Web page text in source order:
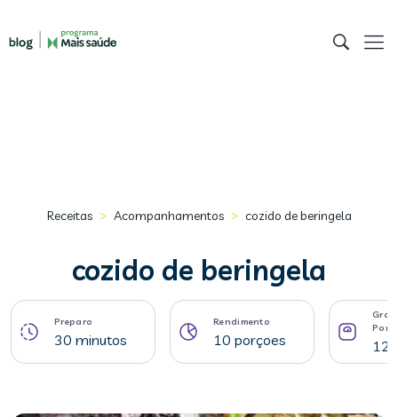
Receitas > Acompanhamentos > cozido de beringela
cozido de beringela
Preparo
30 minutos
Rendimento
10 porçoes